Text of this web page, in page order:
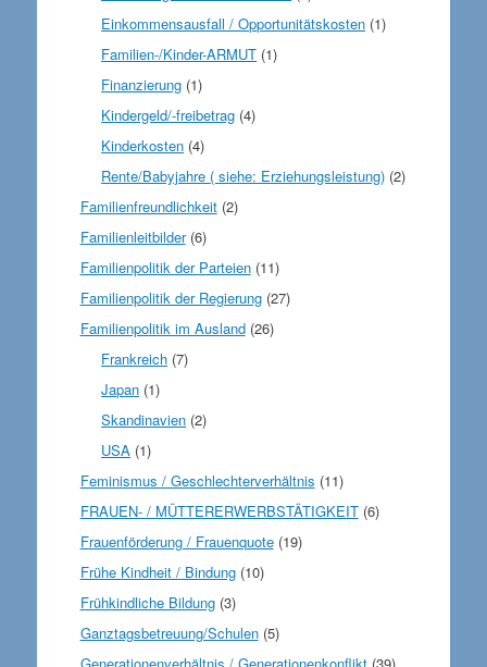
Einkommensausfall / Opportunitätskosten (1)
Familien-/Kinder-ARMUT (1)
Finanzierung (1)
Kindergeld/-freibetrag (4)
Kinderkosten (4)
Rente/Babyjahre ( siehe: Erziehungsleistung) (2)
Familienfreundlichkeit(2)
Familienleitbilder(6)
Familienpolitik der Parteien(11)
Familienpolitik der Regierung(27)
Familienpolitik im Ausland(26)
Frankreich (7)
Japan (1)
Skandinavien (2)
USA (1)
Feminismus / Geschlechterverhältnis (11)
FRAUEN- / MÜTTERERWERBSTÄTIGKEIT(6)
Frauenförderung / Frauenquote(19)
Frühe Kindheit / Bindung(10)
Frühkindliche Bildung(3)
Ganztagsbetreuung/Schulen(5)